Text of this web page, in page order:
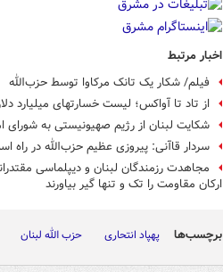
اخبار مرتبط
فیلم/ شکار یک تانک مرکاوا توسط حزب‌الله
از تاد تا آواکس؛ لیست خسارتهای میلیارد
شکایت لبنان از رژیم صهیونیستی به شورای
سردار قاآنی: پیروزی عظیم حزب‌الله در راه
مجاهدت‌ رزمندگان لبنان و دیپلماسی
ارکان مقاومت را تک و تنها گیر بیاورند
برچسب‌ها پهپاد انتحاری حزب الله لبنان